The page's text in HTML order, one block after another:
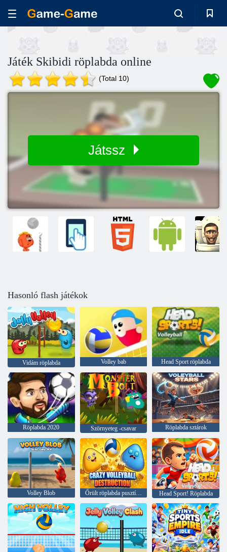
Játék Skibidi röplabda online
(Total 10)
Játssz
Hasonló flash játékok
Vidám röplabda Volley bab Head Sport röplabda
Röplabda 2020 Szörnyeteg -csavar Röplabda sztárok
Volley Blob Őrült röplabda pusztítás Head Sport! Röplabda